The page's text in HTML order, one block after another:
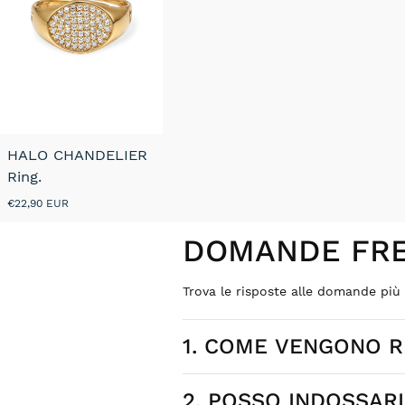
HALO CHANDELIER
Ring.
Prezzo
€22,90 EUR
DOMANDE
Trova le risposte alle domande più
1. COME VENGONO
Ogni gioiello Nada Mas nasce da